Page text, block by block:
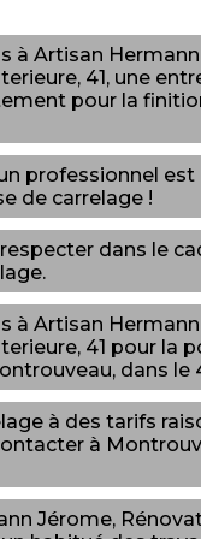
à Artisan
41, une
pour la
professionnel
de carrelage !
dans le
à Artisan
41 pour la
dans le
à des tarifs
à
Jérome,